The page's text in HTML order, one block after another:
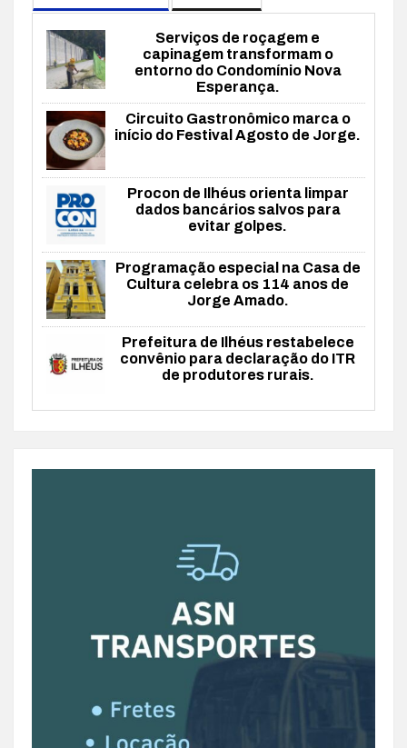
Serviços de roçagem e
capinagem transformam o
entorno do Condomínio Nova
Esperança.
Circuito Gastronômico marca o
início do Festival Agosto de Jorge.
Procon de Ilhéus orienta limpar
dados bancários salvos para
evitar golpes.
Programação especial na Casa de
Cultura celebra os 114 anos de
Jorge Amado.
Prefeitura de Ilhéus restabelece
convênio para declaração do ITR
de produtores rurais.